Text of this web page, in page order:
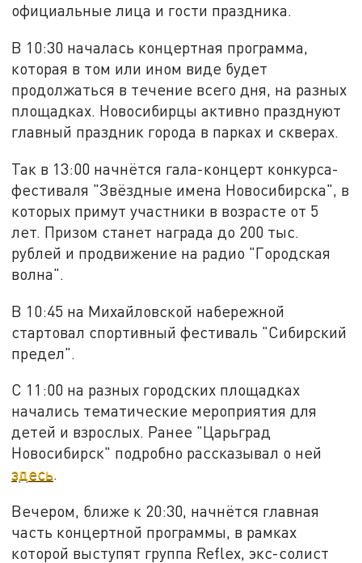
официальные лица и гости праздника.
В 10:30 началась концертная программа,
которая в том или ином виде будет
продолжаться в течение всего дня, на разных
площадках. Новосибирцы активно празднуют
главный праздник города в парках и скверах.
Так в 13:00 начнётся гала-концерт конкурса-
фестиваля "Звёздные имена Новосибирска", в
которых примут участники в возрасте от 5
лет. Призом станет награда до 200 тыс.
рублей и продвижение на радио "Городская
волна".
В 10:45 на Михайловской набережной
стартовал спортивный фестиваль "Сибирский
предел".
С 11:00 на разных городских площадках
начались тематические мероприятия для
детей и взрослых. Ранее "Царьград
Новосибирск" подробно рассказывал о ней
здесь.
Вечером, ближе к 20:30, начнётся главная
часть концертной программы, в рамках
которой выступят группа Reflex, экс-солист